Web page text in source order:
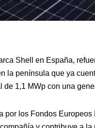
Shell en España,
la península que ya
de 1,1 MWp con una
por los Fondos